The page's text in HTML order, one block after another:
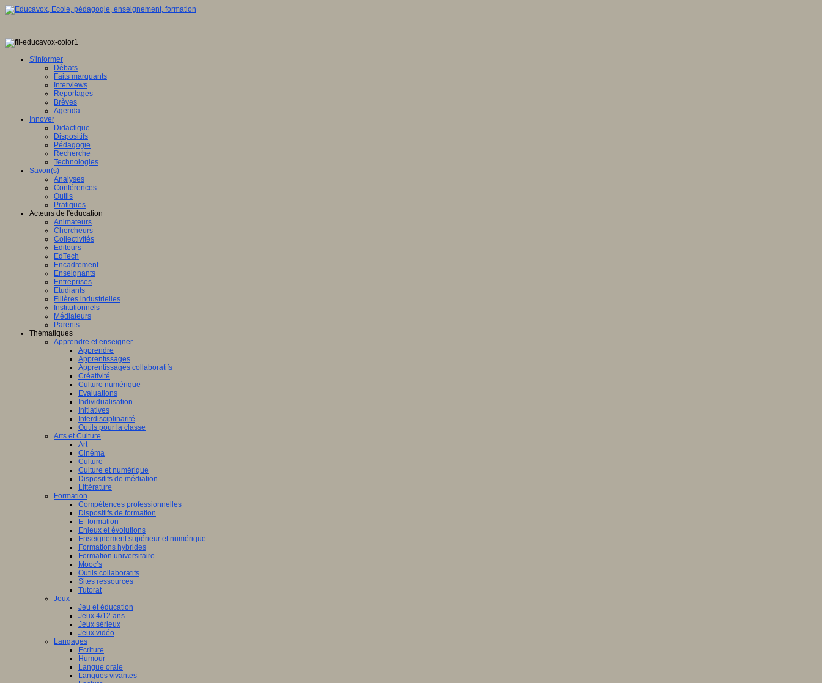
S'informer
Débats
Faits marquants
Interviews
Reportages
Brèves
Agenda
Innover
Didactique
Dispositifs
Pédagogie
Recherche
Technologies
Savoir(s)
Analyses
Conférences
Outils
Pratiques
Acteurs de l'éducation
Animateurs
Chercheurs
Collectivités
Editeurs
EdTech
Encadrement
Enseignants
Entreprises
Etudiants
Filières industrielles
Institutionnels
Médiateurs
Parents
Thématiques
Apprendre et enseigner
Apprendre
Apprentissages
Apprentissages collaboratifs
Créativité
Culture numérique
Evaluations
Individualisation
Initiatives
Interdisciplinarité
Outils pour la classe
Arts et Culture
Art
Cinéma
Culture
Culture et numérique
Dispositifs de médiation
Littérature
Formation
Compétences professionnelles
Dispositifs de formation
E- formation
Enjeux et évolutions
Enseignement supérieur et numérique
Formations hybrides
Formation universitaire
Mooc’s
Outils collaboratifs
Sites ressources
Tutorat
Jeux
Jeu et éducation
Jeux 4/12 ans
Jeux sérieux
Jeux vidéo
Langages
Ecriture
Humour
Langue orale
Langues vivantes